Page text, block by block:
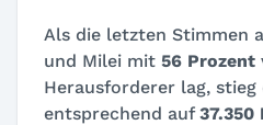
Als die letzten Stimmen
und Milei mit 56 Prozent
Herausforderer lag,
entsprechend auf37.350